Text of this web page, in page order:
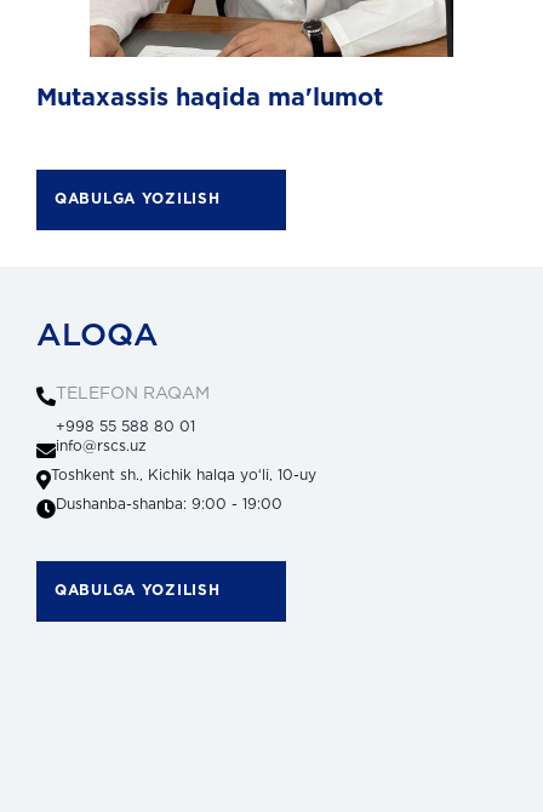
Mutaxassis haqida ma'lumot
QABULGA YOZILISH
ALOQA
TELEFON RAQAM
+998 55 588 80 01
info@rscs.uz
Toshkent sh., Kichik halqa yoʻli, 10-uy
Dushanba-shanba: 9:00 - 19:00
QABULGA YOZILISH